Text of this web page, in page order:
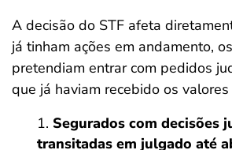
A decisão do STF afeta
já tinham ações em andamento,
pretendiam entrar com pedidos
que já haviam recebido os
Segurados com decisões
transitadas em julgado até